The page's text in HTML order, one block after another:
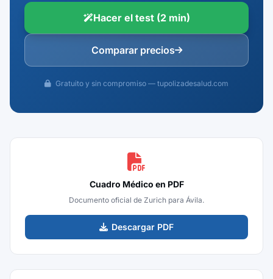
Hacer el test (2 min)
Comparar precios
Gratuito y sin compromiso — tupolizadesalud.com
Cuadro Médico en PDF
Documento oficial de Zurich para Ávila.
Descargar PDF